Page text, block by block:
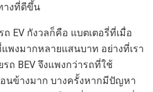
างที่ดีขึ้น
กังวลก็คือ แบตเตอรี่ที่เมื่อ
พงมากหลายแสนบาท อย่างที่เรา
ถ BEV จึงแพงกว่ารถที่ใช้
นข้างมาก บางครั้งหากมีปัญหา